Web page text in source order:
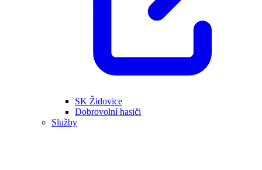
SK Židovice
Dobrovolní hasiči
Služby